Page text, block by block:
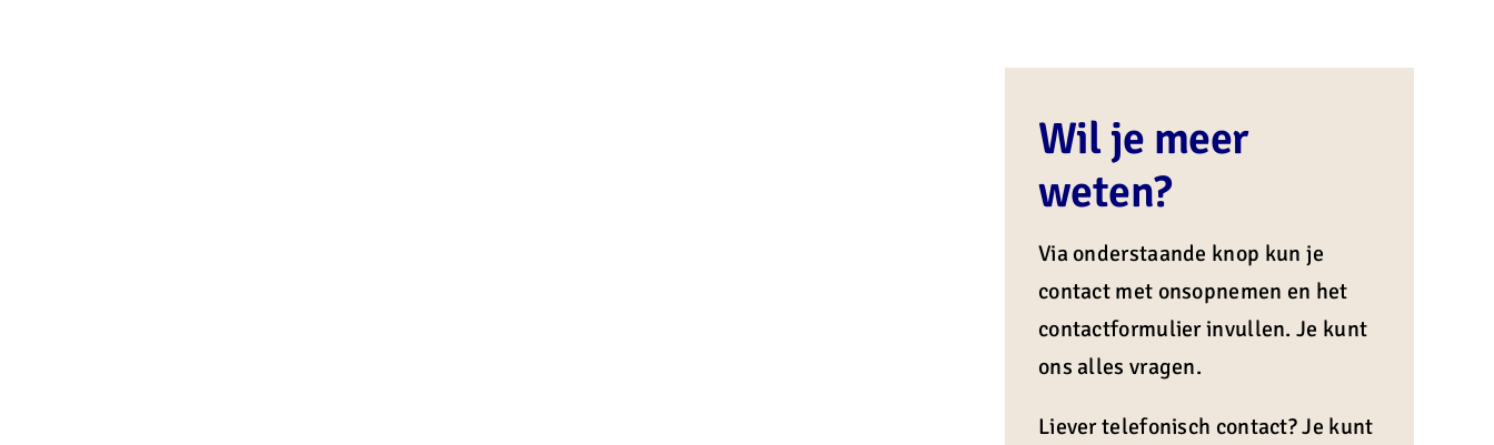
Wil je meer
weten?
Via onderstaande knop kun je
contact met onsopnemen en het
contactformulier invullen. Je kunt
ons alles vragen.
Liever telefonisch contact? Je kunt